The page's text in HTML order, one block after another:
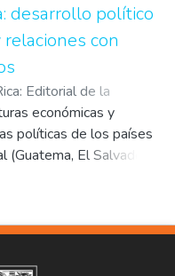
desarrollo político
con
Editorial de la
Rica: Plumsock
,2003)Gardner
Fabrice E.;Molina
económicas y
políticas de los países
El Salvador,
y Costa Rica).